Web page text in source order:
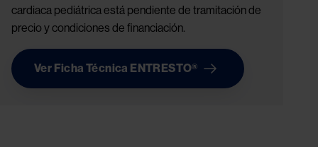
cardiaca pediátrica está pendiente de tramitación de
precio y condiciones de financiación.
Ver Ficha Técnica ENTRESTO®